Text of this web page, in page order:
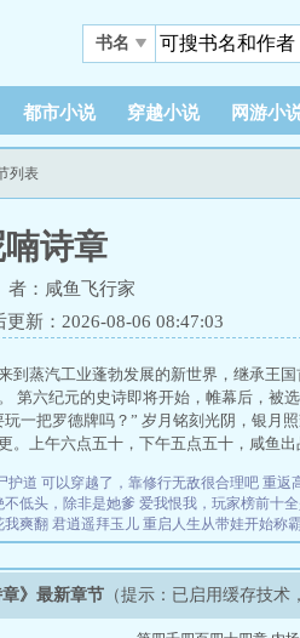
书名
都市小说 穿越小说 网游小
列表
诗章
：咸鱼飞行家
更新：2026-08-06 08:47:03
到蒸汽工业蓬勃发展的新世界，继承王
第六纪元的史诗即将开始，帷幕后，被
玩一把罗德牌吗？” 岁月铭刻光阴，银月
。上午六点五十，下午五点五十，咸鱼出
护道 可以穿越了，靠修行无敌很合理吧 重返
不低头，除非是她爹 爱我恨我，玩家榜前十
我爽翻 君逍遥拜玉儿 重启人生从带娃开始称
章》最新章节 （提示：已启用缓存技